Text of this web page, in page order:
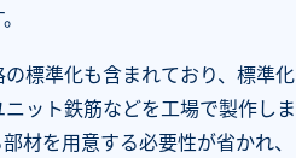
標準化も含まれており、標準化
ット鉄筋などを工場で製作しま
材を用意する必要性が省かれ、